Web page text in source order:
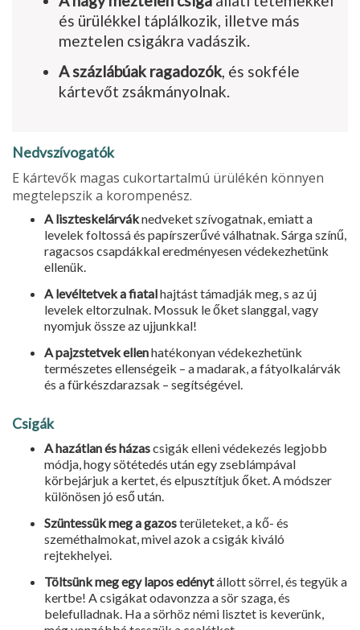
és ürülékkel táplálkozik, illetve más
meztelen csigákra vadászik.
A százlábúak ragadozók, és sokféle
kártevőt zsákmányolnak.
Nedvszívogatók
E kártevők magas cukortartalmú ürülékén könnyen
megtelepszik a korompenész.
A liszteskelárváknedveket szívo­gatnak, emiatt a
levelek foltossá és papírszerűvé válhatnak. Sárga színű,
ragacsos csapdákkal eredményesen védekezhetünk
ellenük.
A levéltetvek a fiatalhajtást tá­madják meg, s az új
levelek eltorzul­nak. Mossuk le őket slanggal, vagy
nyomjuk össze az ujjunkkal!
A pajzstetvek ellenhatékonyan védekezhetünk
természetes ellen­ségeik – a madarak, a fátyolkalárvák
és a fürkészdarazsak – segít­ségével.
Csigák
A hazátlan és házascsigák elleni védekezés legjobb
módja, hogy sötétedés után egy zseblám­pával
körbejárjuk a kertet, és elpusztítjuk őket. A módszer
különösen jó eső után.
Szüntessük meg a gazosterülete­ket, a kő- és
szeméthalmokat, mivel azok a csigák kiváló
rejtekhelyei.
Töltsünk meg egy lapos edénytállott sörrel, és tegyük a
kertbe! A csigákat odavonzza a sör szaga, és
belefulladnak. Ha a sörhöz némi lisztet is keverünk,